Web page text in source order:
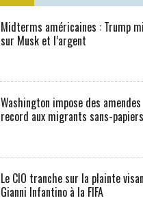
Midterms américaines : Trump
sur Musk et l’argent
Washington impose des amendes
record aux migrants sans-papiers
Le CIO tranche sur la plainte
Gianni Infantino à la FIFA